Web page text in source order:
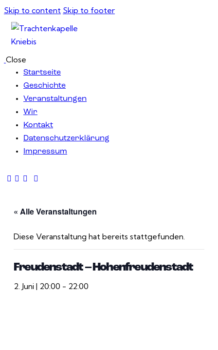
Skip to content Skip to footer
Close
Startseite
Geschichte
Veranstaltungen
Wir
Kontakt
Datenschutzerklärung
Impressum
« Alle Veranstaltungen
Diese Veranstaltung hat bereits stattgefunden.
Freudenstadt – Hohenfreudenstadt
2. Juni | 20:00 - 22:00